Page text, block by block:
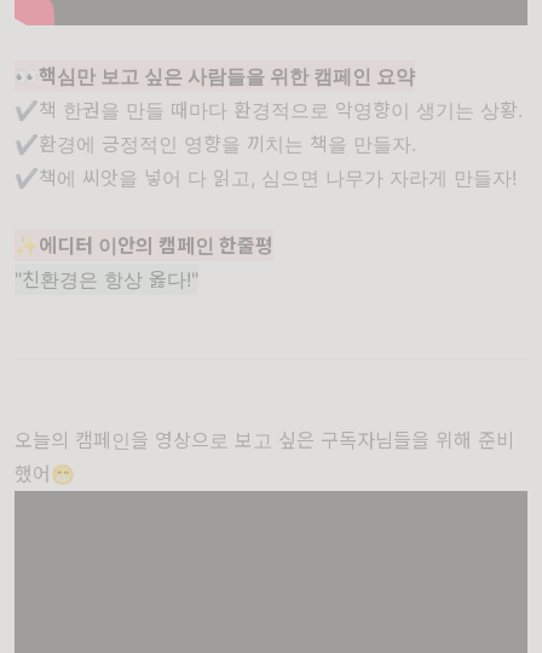
👀핵심만 보고 싶은 사람들을 위한 캠페인 요약
✔️책 한권을 만들 때마다 환경적으로 악영향이 생기는 상황.
✔️환경에 긍정적인 영향을 끼치는 책을 만들자.
✔️책에 씨앗을 넣어 다 읽고, 심으면 나무가 자라게 만들자!
✨에디터 이안의 캠페인 한줄평
"친환경은 항상 옳다!"
오늘의 캠페인을 영상으로 보고 싶은 구독자님들을 위해 준비
했어😁